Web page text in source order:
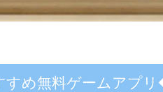
め無料ゲームアプ